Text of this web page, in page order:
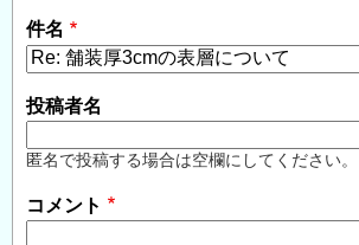
件名
投稿者名
匿名で投稿する場合は空欄にしてください。
コメント